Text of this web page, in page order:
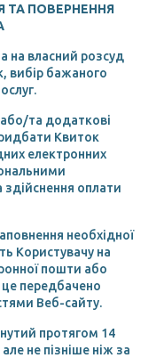
ТА ПОВЕРНЕННЯ
на власний розсуд
вибір бажаного
та додаткові
Квиток
електронних
оплати
необхідної
Користувачу на
пошти або
це передбачено
Веб-сайту.
протягом 14
не пізніше ніж за